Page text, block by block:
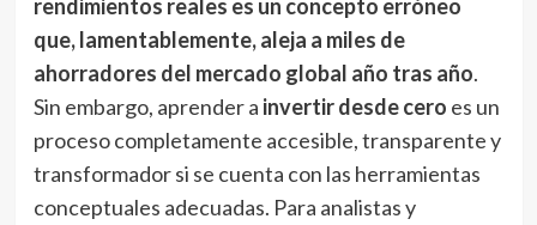
rendimientos reales es un concepto erróneo
que, lamentablemente, aleja a miles de
ahorradores del mercado global año tras año.
Sin embargo, aprender a invertir desde cero es un
proceso completamente accesible, transparente y
transformador si se cuenta con las herramientas
conceptuales adecuadas. Para analistas y